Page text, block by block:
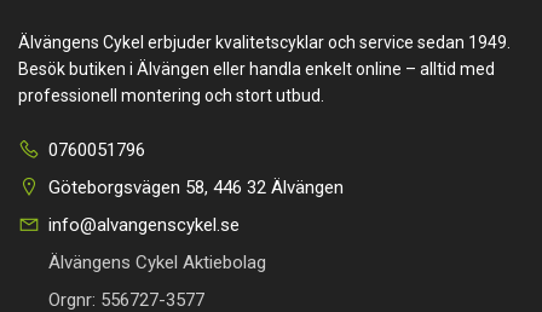
Älvängens Cykel erbjuder kvalitetscyklar och service sedan 1949.
Besök butiken i Älvängen eller handla enkelt online – alltid med
professionell montering och stort utbud.
0760051796
Göteborgsvägen 58, 446 32 Älvängen
info@alvangenscykel.se
Älvängens Cykel Aktiebolag
Orgnr: 556727-3577